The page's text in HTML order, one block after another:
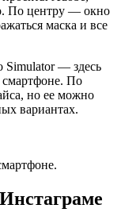
По центру — окно
маска и все
Simulator — здесь
смартфоне. По
но ее можно
вариантах.